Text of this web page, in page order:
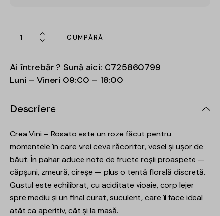
CUMPĂRĂ
Ai întrebări? Sună aici: 0725860799
Luni – Vineri 09:00 – 18:00
Descriere
Crea Vini – Rosato este un roze făcut pentru
momentele în care vrei ceva răcoritor, vesel și ușor de
băut. În pahar aduce note de fructe roșii proaspete —
căpșuni, zmeură, cireșe — plus o tentă florală discretă.
Gustul este echilibrat, cu aciditate vioaie, corp lejer
spre mediu și un final curat, suculent, care îl face ideal
atât ca aperitiv, cât și la masă.